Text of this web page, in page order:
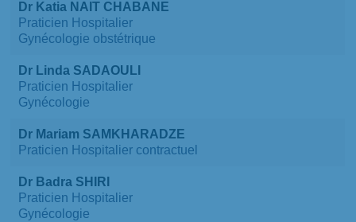
Dr Katia NAIT CHABANE
Praticien Hospitalier
Gynécologie obstétrique
Dr Linda SADAOULI
Praticien Hospitalier
Gynécologie
Dr Mariam SAMKHARADZE
Praticien Hospitalier contractuel
Dr Badra SHIRI
Praticien Hospitalier
Gynécologie